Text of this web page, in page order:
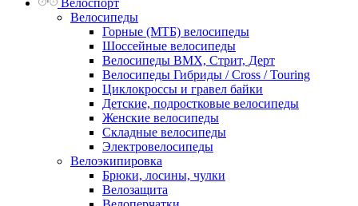
Велоспорт
Велосипеды
Горные (МТБ) велосипеды
Шоссейные велосипеды
Велосипеды BMX, Стрит, Дерт
Велосипеды Гибриды / Cross / Touring
Циклокроссы и гравел байки
Детские, подростковые велосипеды
Женские велосипеды
Складные велосипеды
Электровелосипеды
Велоэкипировка
Брюки, лосины, чулки
Велозащита